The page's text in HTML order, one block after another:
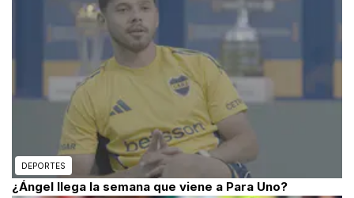
DEPORTES
¿Ángel llega la semana que viene a Para Uno?